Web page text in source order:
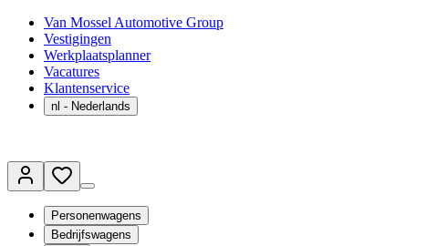
Van Mossel Automotive Group
Vestigingen
Werkplaatsplanner
Vacatures
Klantenservice
nl - Nederlands
Personenwagens
Bedrijfswagens